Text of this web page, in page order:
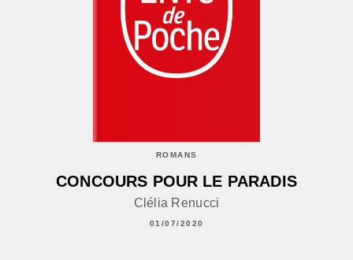
ROMANS
CONCOURS POUR LE PARADIS
Clélia Renucci
01/07/2020